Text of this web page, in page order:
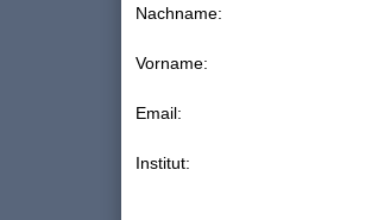
Nachname:
Vorname:
Email:
Institut: